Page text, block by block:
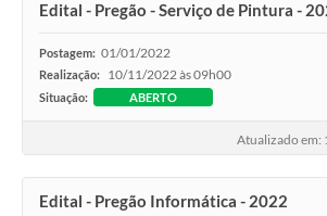
Edital - Pregão - Serviço de Pintura -
Postagem: 01/01/2022
Realização: 10/11/2022 às 09h00
Situação: ABERTO
Atualizado em:
Edital - Pregão Informática - 2022